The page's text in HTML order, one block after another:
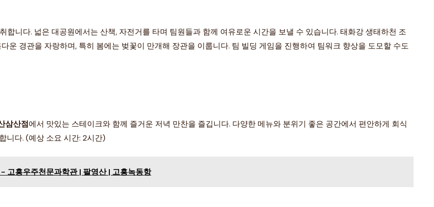
합니다. 넓은 대공원에서는 산책, 자전거를 타며 팀원들과 함께 여유로운 시간을 보낼 수 있습니다. 태화강 생태하천 조
운 경관을 자랑하며, 특히 봄에는 벚꽃이 만개해 장관을 이룹니다. 팀 빌딩 게임을 진행하여 팀워크 향상을 도모할 수도
삼산점에서 맛있는 스테이크와 함께 즐거운 저녁 만찬을 즐깁니다. 다양한 메뉴와 분위기 좋은 공간에서 편안하게 회식
니다. (예상 소요 시간: 2시간)
고흥우주천문과학관 | 팔영산 | 고흥녹동항